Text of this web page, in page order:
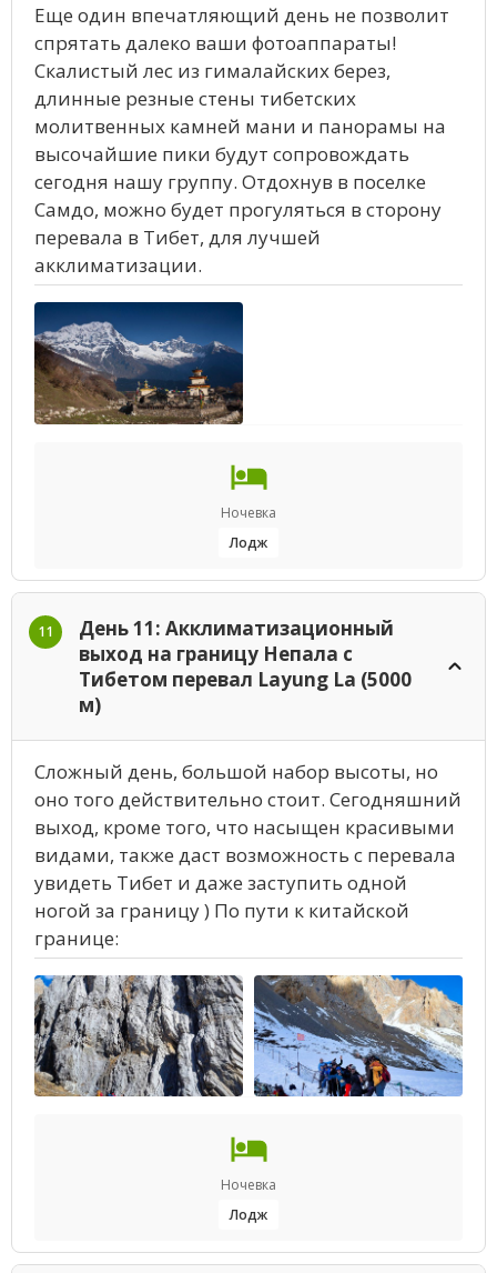
Еще один впечатляющий день не позволит
спрятать далеко ваши фотоаппараты!
Скалистый лес из гималайских берез,
длинные резные стены тибетских
молитвенных камней мани и панорамы на
высочайшие пики будут сопровождать
сегодня нашу группу. Отдохнув в поселке
Самдо, можно будет прогуляться в сторону
перевала в Тибет, для лучшей
акклиматизации.
Ночевка
Лодж
11
День 11: Акклиматизационный
выход на границу Непала с
Тибетом перевал Layung La (5000
м)
Сложный день, большой набор высоты, но
оно того действительно стоит. Сегодняшний
выход, кроме того, что насыщен красивыми
видами, также даст возможность с перевала
увидеть Тибет и даже заступить одной
ногой за границу ) По пути к китайской
границе:
Ночевка
Лодж